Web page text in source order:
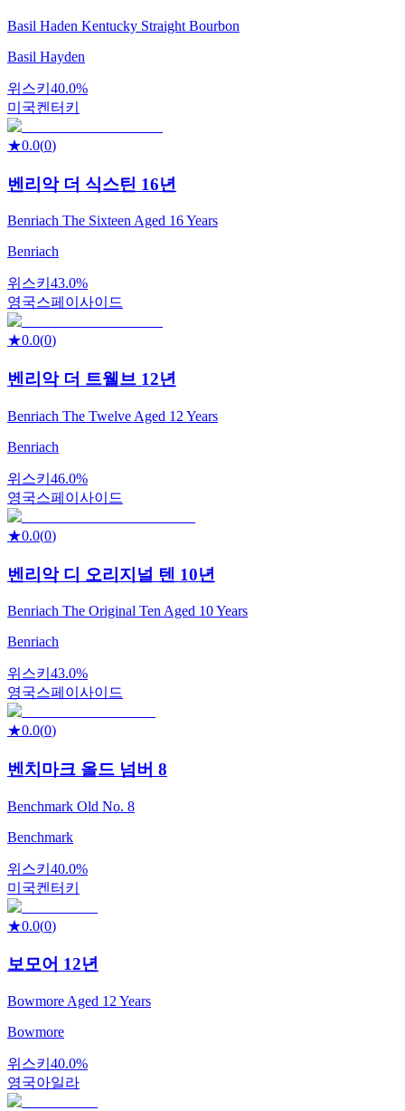
Basil Haden Kentucky Straight Bourbon
Basil Hayden
위스키 40.0%
미국켄터키
★0.0(0)
벤리악 더 식스틴 16년
Benriach The Sixteen Aged 16 Years
Benriach
위스키 43.0%
영국스페이사이드
★0.0(0)
벤리악 더 트웰브 12년
Benriach The Twelve Aged 12 Years
Benriach
위스키 46.0%
영국스페이사이드
★0.0(0)
벤리악 디 오리지널 텐 10년
Benriach The Original Ten Aged 10 Years
Benriach
위스키 43.0%
영국스페이사이드
★0.0(0)
벤치마크 올드 넘버 8
Benchmark Old No. 8
Benchmark
위스키 40.0%
미국켄터키
★0.0(0)
보모어 12년
Bowmore Aged 12 Years
Bowmore
위스키 40.0%
영국아일라